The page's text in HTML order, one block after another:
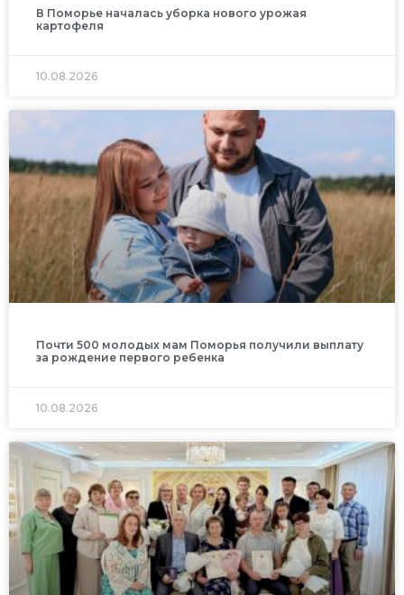
В Поморье началась уборка нового урожая
картофеля
10.08.2026
Почти 500 молодых мам Поморья получили выплату
за рождение первого ребенка
10.08.2026